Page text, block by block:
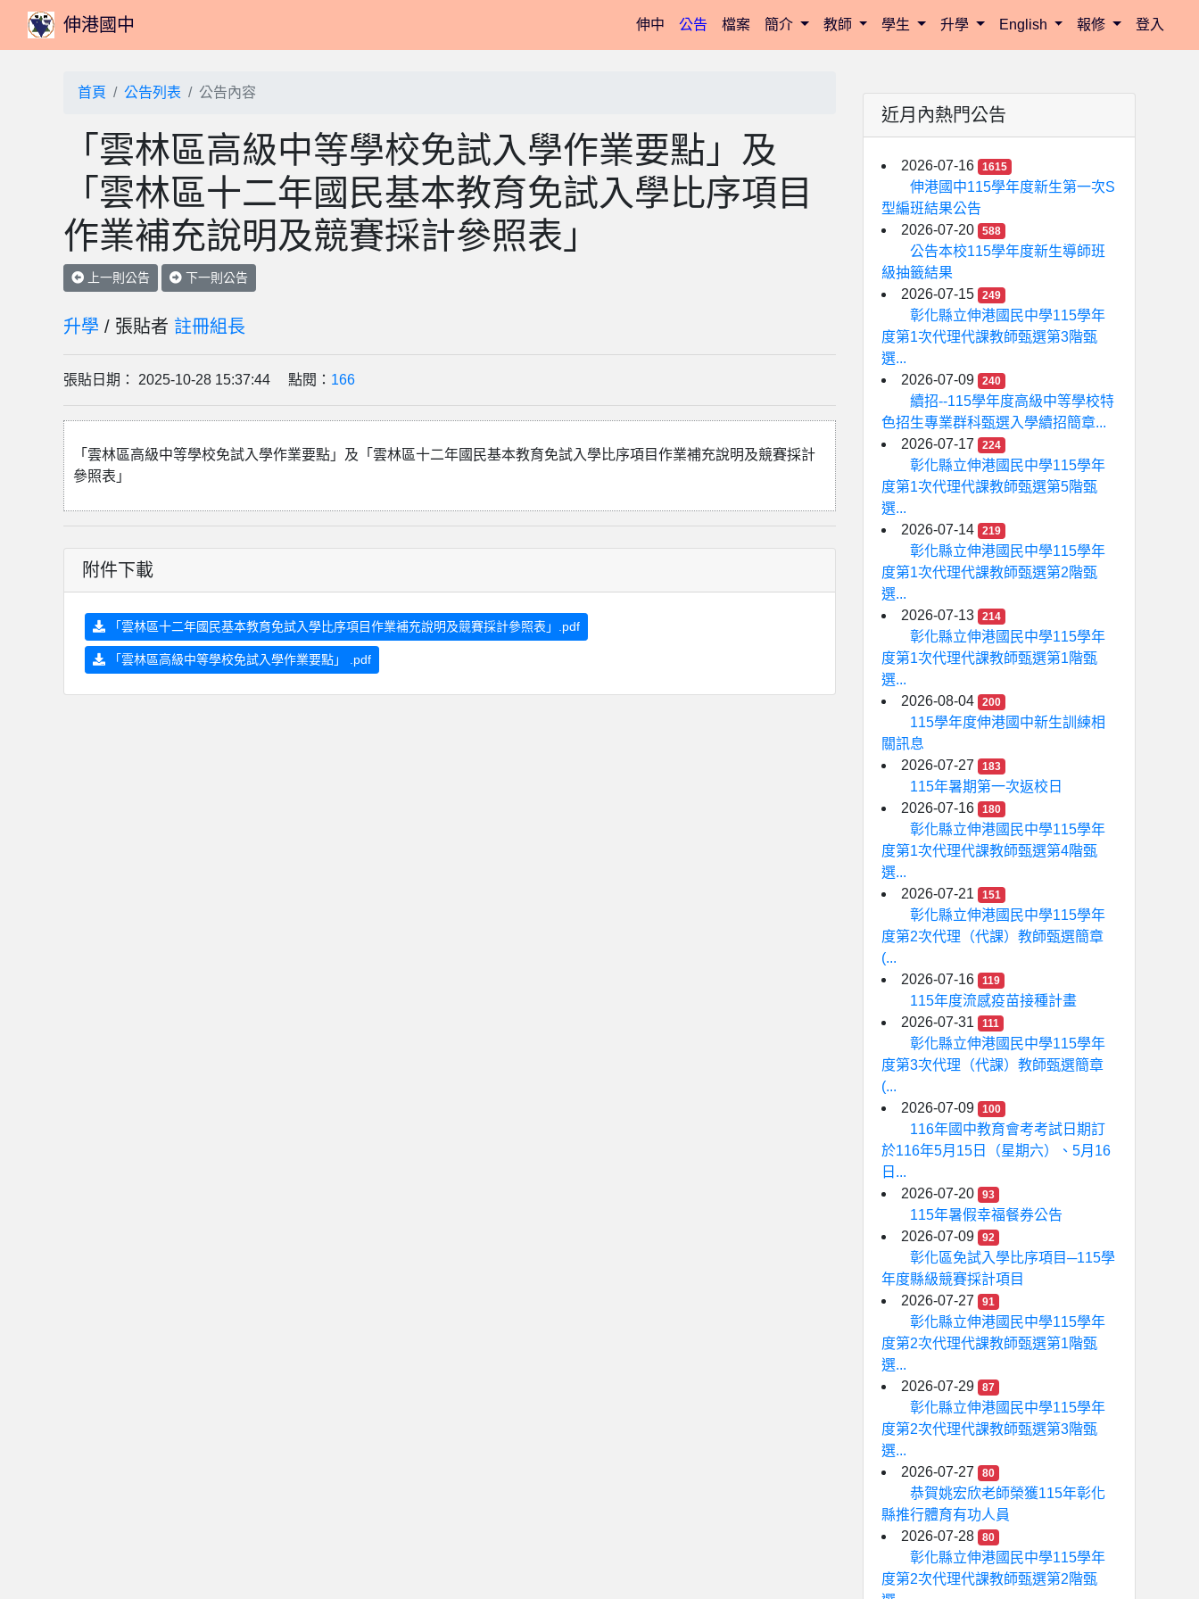
伸港國中 伸中(current)
公告 檔案 簡介 教師 學生 升學 English 報修 登入
首頁 公告列表 公告內容
「雲林區高級中等學校免試入學作業要點」及
「雲林區十二年國民基本教育免試入學比序項目
作業補充說明及競賽採計參照表」
上一則公告 下一則公告
升學 / 張貼者 註冊組長
張貼日期： 2025-10-28 15:37:44 點閱： 166
「雲林區高級中等學校免試入學作業要點」及「雲林區十二年國民基本教育免試入學比序項目作業補充說明及競賽採計
參照表」
附件下載
「雲林區十二年國民基本教育免試入學比序項目作業補充說明及競賽採計參照表」.pdf
「雲林區高級中等學校免試入學作業要點」 .pdf
近月內熱門公告
2026-07-16 1615
伸港國中115學年度新生第一次S
型編班結果公告
2026-07-20
588
公告本校115學年度新生導師班
級抽籤結果
2026-07-15
249
彰化縣立伸港國民中學115學年
度第1次代理代課教師甄選第3階甄
選...
2026-07-09
240
續招--115學年度高級中等學校特
色招生專業群科甄選入學續招簡章...
2026-07-17
224
彰化縣立伸港國民中學115學年
度第1次代理代課教師甄選第5階甄
選...
2026-07-14
219
彰化縣立伸港國民中學115學年
度第1次代理代課教師甄選第2階甄
選...
2026-07-13
214
彰化縣立伸港國民中學115學年
度第1次代理代課教師甄選第1階甄
選...
2026-08-04
200
115學年度伸港國中新生訓練相
關訊息
2026-07-27
183
115年暑期第一次返校日
2026-07-16
180
彰化縣立伸港國民中學115學年
度第1次代理代課教師甄選第4階甄
選...
2026-07-21
151
彰化縣立伸港國民中學115學年
度第2次代理（代課）教師甄選簡章
(...
2026-07-16
119
115年度流感疫苗接種計畫
2026-07-31
111
彰化縣立伸港國民中學115學年
度第3次代理（代課）教師甄選簡章
(...
2026-07-09
100
116年國中教育會考考試日期訂
於116年5月15日（星期六）、5月16
日...
2026-07-20
93
115年暑假幸福餐券公告
2026-07-09
92
彰化區免試入學比序項目─115學
年度縣級競賽採計項目
2026-07-27
91
彰化縣立伸港國民中學115學年
度第2次代理代課教師甄選第1階甄
選...
2026-07-29
87
彰化縣立伸港國民中學115學年
度第2次代理代課教師甄選第3階甄
選...
2026-07-27
80
恭賀姚宏欣老師榮獲115年彰化
縣推行體育有功人員
2026-07-28
80
彰化縣立伸港國民中學115學年
度第2次代理代課教師甄選第2階甄